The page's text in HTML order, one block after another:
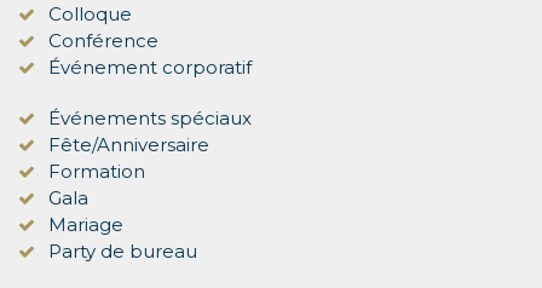
Colloque
Conférence
Événement corporatif
Événements spéciaux
Fête/Anniversaire
Formation
Gala
Mariage
Party de bureau